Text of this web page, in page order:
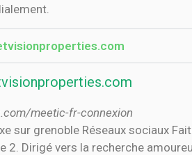
meetic-fr-connexion
sur grenoble Réseaux sociaux
2. Dirigé vers la recherche